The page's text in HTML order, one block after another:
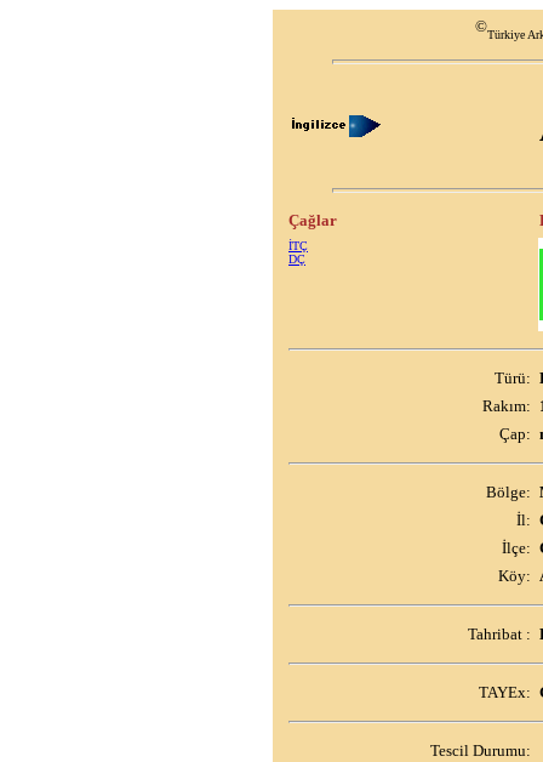
©Türkiye
Çağlar
İTÇ
DÇ
Türü:
Rakım:
Çap:
Bölge:
İl:
İlçe:
Köy:
Tahribat :
TAYEx:
Tescil Durumu: